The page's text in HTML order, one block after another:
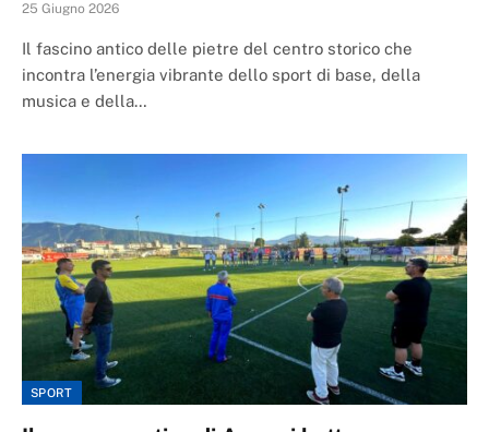
25 Giugno 2026
Il fascino antico delle pietre del centro storico che
incontra l’energia vibrante dello sport di base, della
musica e della…
SPORT